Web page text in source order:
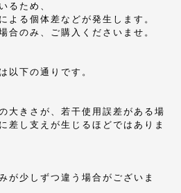
るため、
よる個体差などが発生します。
合のみ、ご購入くださいませ。
以下の通りです。
大きさが、若干使用誤差がある場
差し支えが生じるほどではありま
が少しずつ違う場合がございま